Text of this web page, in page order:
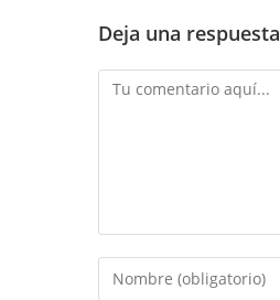
Deja una respuesta
Comentario
Introduce